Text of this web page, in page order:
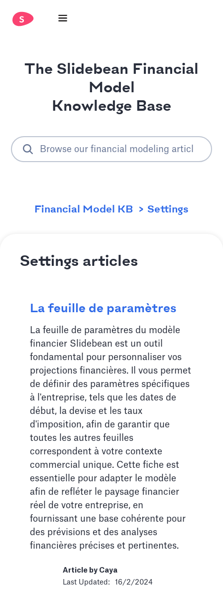
The Slidebean Financial
Model
Knowledge Base
Financial Model KB Settings
Settings articles
La feuille de paramètres
La feuille de paramètres du modèle
financier Slidebean est un outil
fondamental pour personnaliser vos
projections financières. Il vous permet
de définir des paramètres spécifiques
à l'entreprise, tels que les dates de
début, la devise et les taux
d'imposition, afin de garantir que
toutes les autres feuilles
correspondent à votre contexte
commercial unique. Cette fiche est
essentielle pour adapter le modèle
afin de refléter le paysage financier
réel de votre entreprise, en
fournissant une base cohérente pour
des prévisions et des analyses
financières précises et pertinentes.
Article by Caya
Last Updated:
16/2/2024